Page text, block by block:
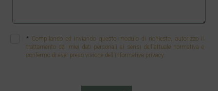
* Compilando ed inviando questo modulo di richiesta, autorizzo il
trattamento dei miei dati personali ai sensi dell'attuale normativa e
confermo di aver preso visione dell'informativa privacy.